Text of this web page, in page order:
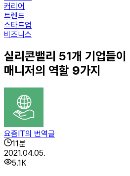
커리어
트렌드
스타트업
비즈니스
실리콘밸리 51개 기업들
매니저의 역할 9가지
요즘IT의 번역글
11분
2021.04.05.
5.1K